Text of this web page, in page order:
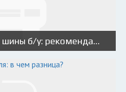
Как и куда продать шины б/у: рекомендации по продаже шин б/у